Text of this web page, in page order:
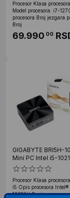
Procesor Klasa
Model procesora: i7-
procesora Broj jezgara
Broj
69.990 00
GIGABYTE BRI5H-
Mini PC Intel i5-
(DES08988)
Procesor Klasa
i5 Opis procesora Intel®
10210U Broj jezgara